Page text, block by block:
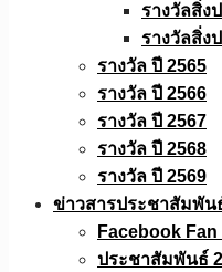
รางวัลสิ่ง
รางวัลสิ่ง
รางวัล ปี 2565
รางวัล ปี 2566
รางวัล ปี 2567
รางวัล ปี 2568
รางวัล ปี 2569
ข่าวสารประชาสัมพัน
Facebook
ประชาสัมพันธ์